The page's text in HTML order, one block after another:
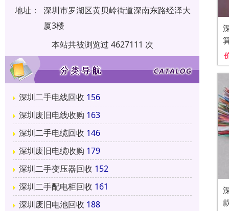
地址：
深圳市罗湖区黄贝岭街道深南东路经泽大
厦3楼
本站共被浏览过 4627111 次
深圳二手电线回收 156
深圳废旧电线收购 163
深圳二手电缆回收 146
深圳废旧电缆收购 179
深圳二手变压器回收 152
深圳二手配电柜回收 161
深圳废旧电池回收 188